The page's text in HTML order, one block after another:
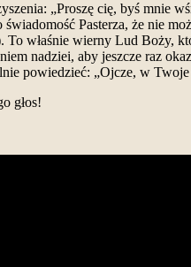
„Proszę cię, byś mnie
Pasterza, że nie
właśnie wierny Lud Boży,
nadziei, aby jeszcze raz
powiedzieć: „Ojcze, w
głos!